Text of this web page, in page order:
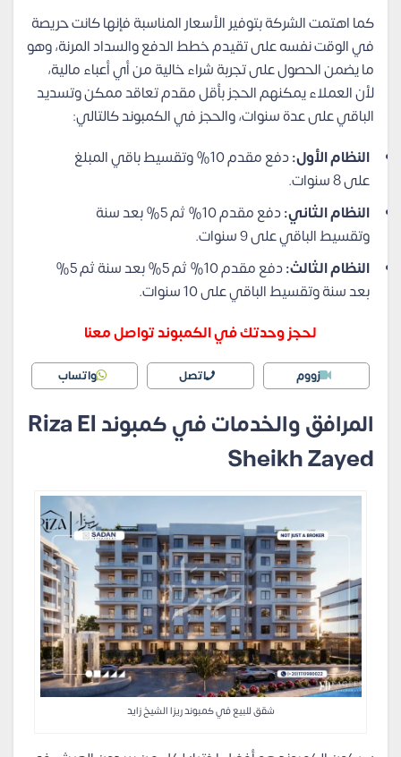
كما اهتمت الشركة بتوفير الأسعار المناسبة فإنها كانت حريصة
في الوقت نفسه على تقيدم خطط الدفع والسداد المرنة، وهو
ما يضمن الحصول على تجربة شراء خالية من أي أعباء مالية،
لأن العملاء يمكنهم الحجز بأقل مقدم تعاقد ممكن وتسديد
الباقي على عدة سنوات، والحجز في الكمبوند كالتالي:
النظام الأول:
دفع مقدم 10% وتقسيط باقي المبلغ
على 8 سنوات.
النظام الثاني:
دفع مقدم 10% ثم 5% بعد سنة
وتقسيط الباقي على 9 سنوات.
النظام الثالث:
دفع مقدم 10% ثم 5% بعد سنة ثم 5%
بعد سنة وتقسيط الباقي على 10 سنوات.
لحجز وحدتك في الكمبوند تواصل معنا
زووم اتصل واتساب
المرافق والخدمات في كمبوند Riza El
Sheikh Zayed
شقق للبيع في كمبوند ريزا الشيخ زايد